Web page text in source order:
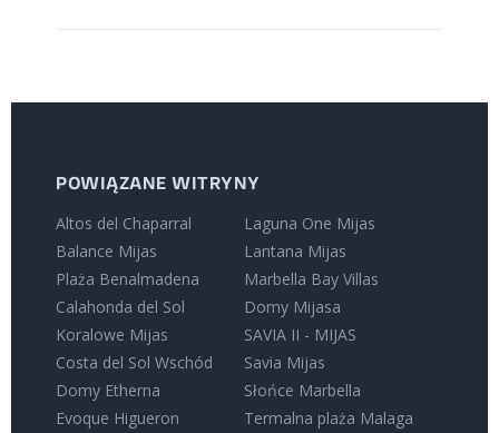
POWIĄZANE WITRYNY
Altos del Chaparral
Balance Mijas
Plaża Benalmadena
Calahonda del Sol
Koralowe Mijas
Costa del Sol Wschód
Domy Etherna
Evoque Higueron
Laguna One Mijas
Lantana Mijas
Marbella Bay Villas
Domy Mijasa
SAVIA II - MIJAS
Savia Mijas
Słońce Marbella
Termalna plaża Malaga